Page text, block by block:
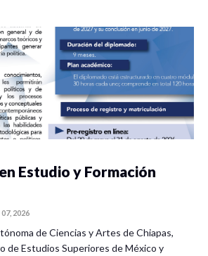
Estudio y Formación
2026
de Ciencias y Artes de Chiapas,
de Estudios Superiores de México y